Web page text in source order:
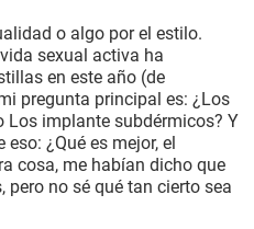
o algo por el estilo.
sexual activa ha
en este año (de
pregunta principal es: ¿Los
Los implante subdérmicos? Y
¿Qué es mejor, el
cosa, me habían dicho que
no sé qué tan cierto sea